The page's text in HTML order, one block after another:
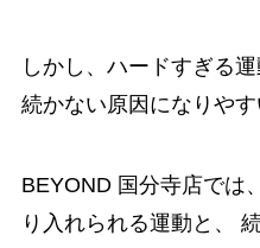
しかし、ハードすぎる
続かない原因になりやす
BEYOND 国分寺店では
り入れられる運動と、